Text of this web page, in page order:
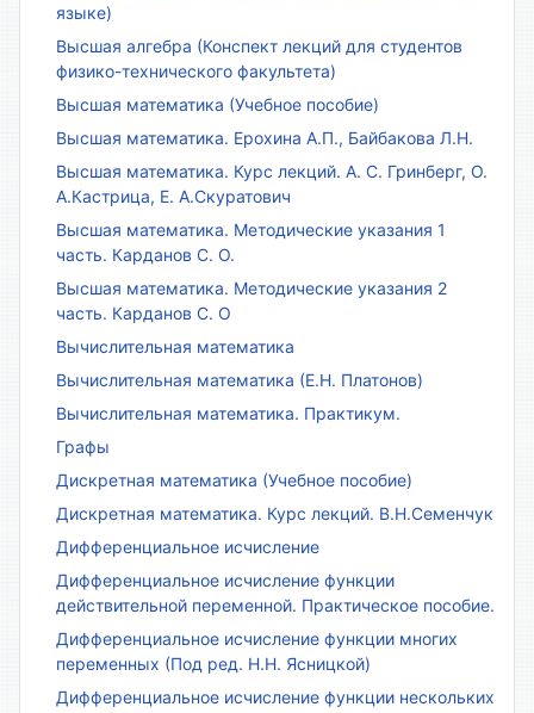
языке)
Высшая алгебра (Конспект лекций для студентов
физико-технического факультета)
Высшая математика (Учебное пособие)
Высшая математика. Ерохина А.П., Байбакова Л.Н.
Высшая математика. Курс лекций. А. С. Гринберг, О.
А.Кастрица, Е. А.Скуратович
Высшая математика. Методические указания 1
часть. Карданов С. О.
Высшая математика. Методические указания 2
часть. Карданов С. О
Вычислительная математика
Вычислительная математика (Е.Н. Платонов)
Вычислительная математика. Практикум.
Графы
Дискретная математика (Учебное пособие)
Дискретная математика. Курс лекций. В.Н.Семенчук
Дифференциальное исчисление
Дифференциальное исчисление функции
действительной переменной. Практическое пособие.
Дифференциальное исчисление функции многих
переменных (Под ред. Н.Н. Ясницкой)
Дифференциальное исчисление функции нескольких